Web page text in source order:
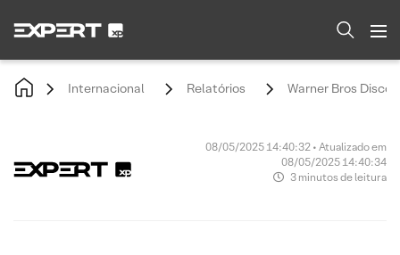
Internacional Relatórios Warner Bros
08/05/2025 14:40:32 • Atualizado em
08/05/2025 14:40:34
3 minutos de leitura